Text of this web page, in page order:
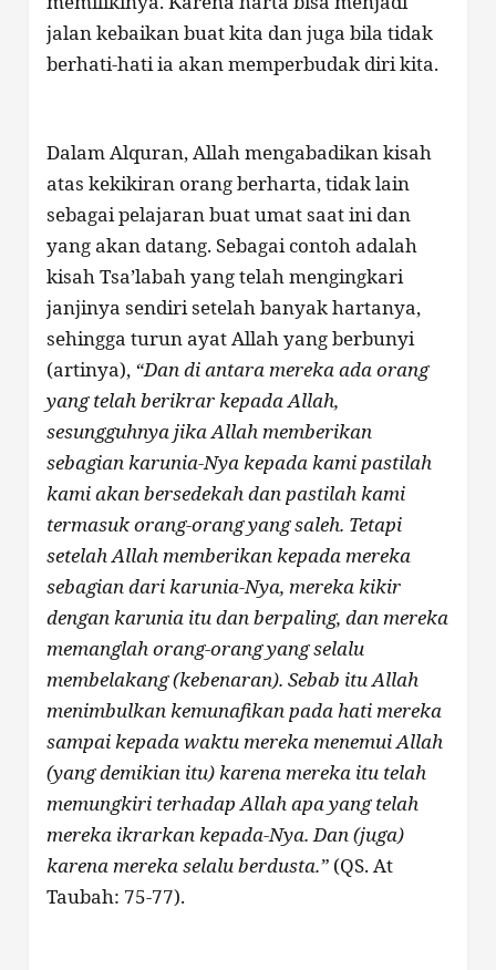
jalan kebaikan buat kita dan juga bila tidak
berhati-hati ia akan memperbudak diri kita.
Dalam Alquran, Allah mengabadikan kisah
atas kekikiran orang berharta, tidak lain
sebagai pelajaran buat umat saat ini dan
yang akan datang. Sebagai contoh adalah
kisah Tsa’labah yang telah mengingkari
janjinya sendiri setelah banyak hartanya,
sehingga turun ayat Allah yang berbunyi
(artinya), “Dan di antara mereka ada orang
yang telah berikrar kepada Allah,
sesungguhnya jika Allah memberikan
sebagian karunia-Nya kepada kami pastilah
kami akan bersedekah dan pastilah kami
termasuk orang-orang yang saleh. Tetapi
setelah Allah memberikan kepada mereka
sebagian dari karunia-Nya, merekakikir
dengan karunia itu dan berpaling, dan mereka
memanglah orang-orangyang selalu
membelakang (kebenaran). Sebab itu Allah
menimbulkan kemunafikan pada hati mereka
sampai kepada waktu mereka menemui Allah
(yang demikian itu) karena mereka itu telah
memungkiri terhadap Allah apa yang telah
mereka ikrarkan kepada-Nya. Dan (juga)
karena mereka selalu berdusta.” (QS. At
Taubah: 75-77).